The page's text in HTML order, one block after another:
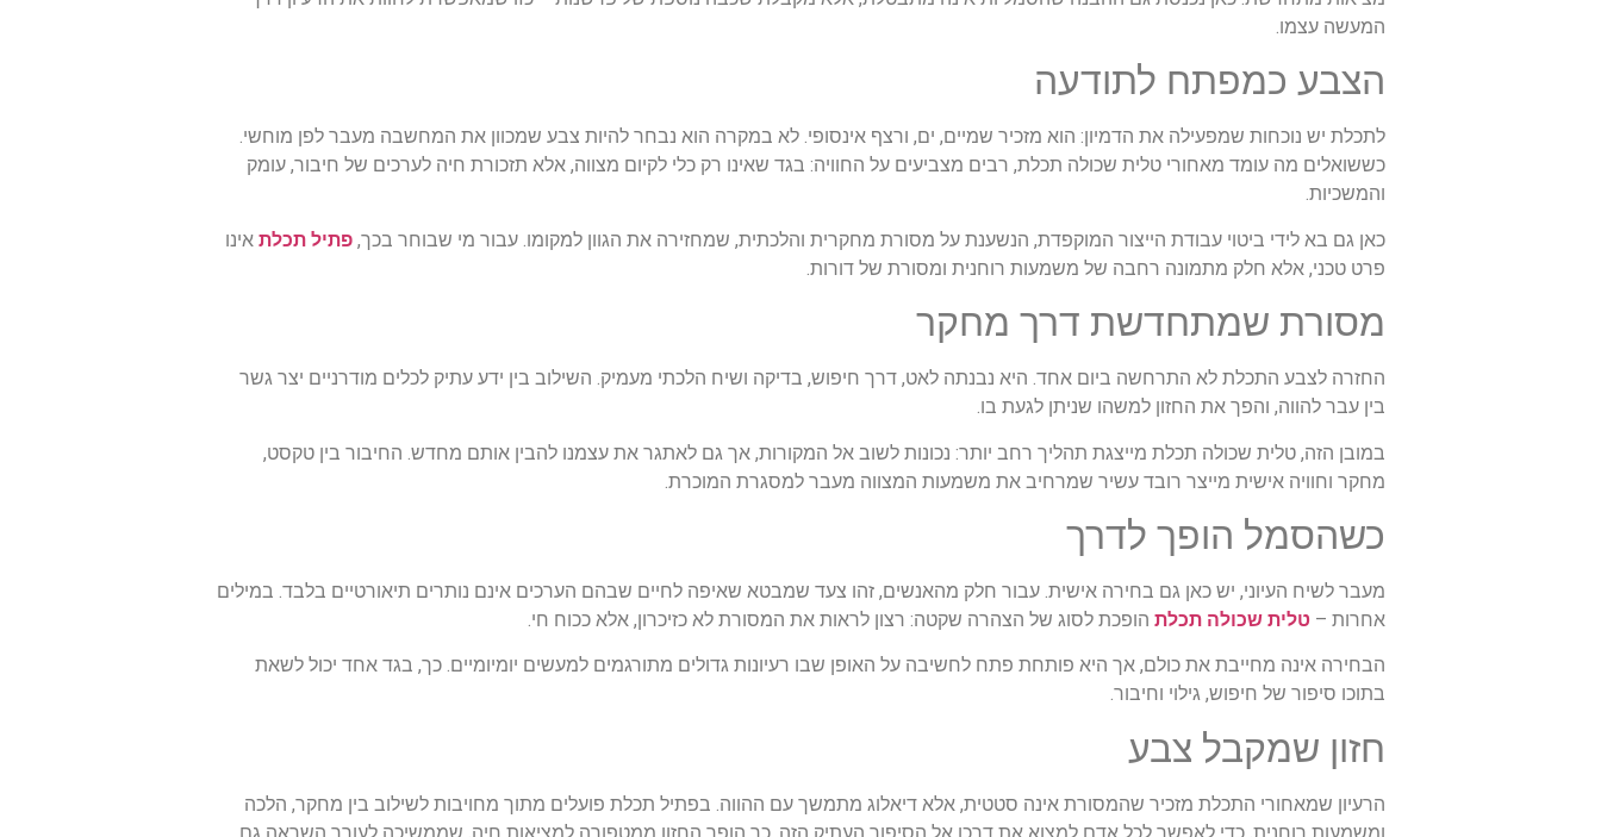
המעשה עצמו.
הצבע כמפתח לתודעה
לתכלת יש נוכחות שמפעילה את הדמיון: הוא מזכיר שמיים, ים, ורצף אינסופי. לא במקרה הוא נבחר להיות צבע שמכוון את המחשבה מעבר לפן מוחשי.
כששואלים מה עומד מאחורי טלית שכולה תכלת, רבים מצביעים על החוויה: בגד שאינו רק כלי לקיום מצווה, אלא תזכורת חיה לערכים של חיבור, עומק
והמשכיות.
כאן גם בא לידי ביטוי עבודת הייצור המוקפדת, הנשענת על מסורת מחקרית והלכתית, שמחזירה את הגוון למקומו. עבור מי שבוחר בכך, פתיל תכלת אינו
פרט טכני, אלא חלק מתמונה רחבה של משמעות רוחנית ומסורת של דורות.
מסורת שמתחדשת דרך מחקר
החזרה לצבע התכלת לא התרחשה ביום אחד. היא נבנתה לאט, דרך חיפוש, בדיקה ושיח הלכתי מעמיק. השילוב בין ידע עתיק לכלים מודרניים יצר גשר
בין עבר להווה, והפך את החזון למשהו שניתן לגעת בו.
במובן הזה, טלית שכולה תכלת מייצגת תהליך רחב יותר: נכונות לשוב אל המקורות, אך גם לאתגר את עצמנו להבין אותם מחדש. החיבור בין טקסט,
מחקר וחוויה אישית מייצר רובד עשיר שמרחיב את משמעות המצווה מעבר למסגרת המוכרת.
כשהסמל הופך לדרך
מעבר לשיח העיוני, יש כאן גם בחירה אישית. עבור חלק מהאנשים, זהו צעד שמבטא שאיפה לחיים שבהם הערכים אינם נותרים תיאורטיים בלבד. במילים
אחרות – טלית שכולה תכלת הופכת לסוג של הצהרה שקטה: רצון לראות את המסורת לא כזיכרון, אלא ככוח חי.
הבחירה אינה מחייבת את כולם, אך היא פותחת פתח לחשיבה על האופן שבו רעיונות גדולים מתורגמים למעשים יומיומיים. כך, בגד אחד יכול לשאת
בתוכו סיפור של חיפוש, גילוי וחיבור.
חזון שמקבל צבע
הרעיון שמאחורי התכלת מזכיר שהמסורת אינה סטטית, אלא דיאלוג מתמשך עם ההווה. בפתיל תכלת פועלים מתוך מחויבות לשילוב בין מחקר, הלכה